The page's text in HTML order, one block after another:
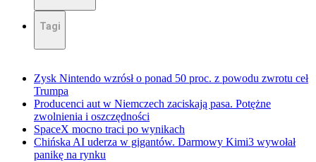
Tagi
Zysk Nintendo wzrósł o ponad 50 proc. z powodu zwrotu ceł
Trumpa
Producenci aut w Niemczech zaciskają pasa. Potężne
zwolnienia i oszczędności
SpaceX mocno traci po wynikach
Chińska AI uderza w gigantów. Darmowy Kimi3 wywołał
panikę na rynku